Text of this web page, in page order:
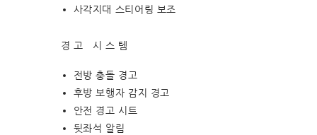
사각지대 스티어링 보조
경고 시스템
전방 충돌 경고
후방 보행자 감지 경고
안전 경고 시트
뒷좌석 알림